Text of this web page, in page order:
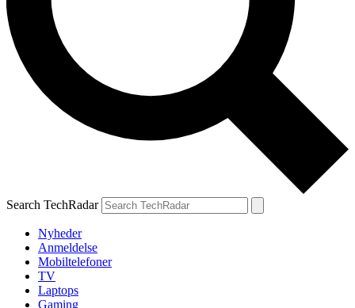
Search TechRadar
Nyheder
Anmeldelse
Mobiltelefoner
TV
Laptops
Gaming